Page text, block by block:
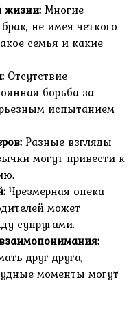
жизни: Многие
не имея четкого
семья и какие
Отсутствие
борьба за
испытанием
Разные взгляды
могут привести к
Чрезмерная опека
может
супругами.
друг друга,
моменты могут